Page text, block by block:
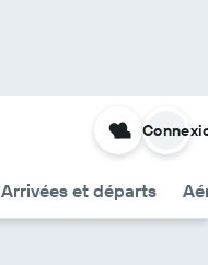
Arrivées et départs